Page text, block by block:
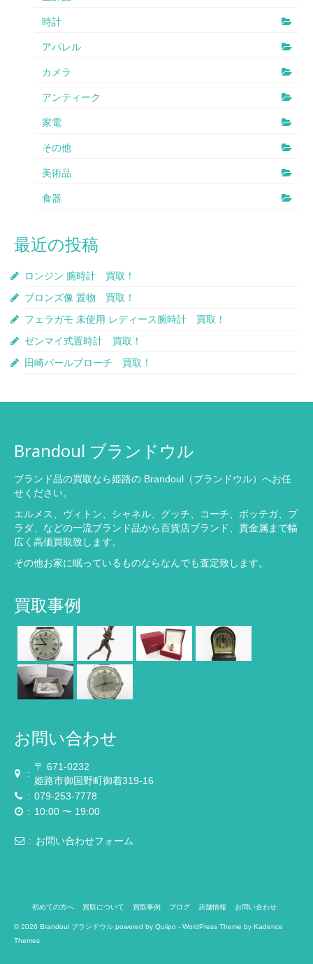
時計
アパレル
カメラ
アンティーク
家電
その他
美術品
食器
最近の投稿
ロンジン 腕時計 買取！
ブロンズ像 置物 買取！
フェラガモ 未使用 レディース腕時計 買取！
ゼンマイ式置時計 買取！
田崎パールブローチ 買取！
Brandoul ブランドウル
ブランド品の買取なら姫路の Brandoul（ブランドウル）へお任
せください。
エルメス、ヴィトン、シャネル、グッチ、コーチ、ボッテガ、プ
ラダ、などの一流ブランド品から百貨店ブランド、貴金属まで幅
広く高価買取致します。
その他お家に眠っているものならなんでも査定致します。
買取事例
お問い合わせ
:
〒 671-0232
姫路市御国野町御着319-16
: 079-253-7778
: 10:00 〜 19:00
: お問い合わせフォーム
初めての方へ 買取について 買取事例 ブログ 店舗情報 お問い合わせ
© 2026 Brandoul ブランドウル powered by Quiipo - WordPress Theme by Kadence
Themes